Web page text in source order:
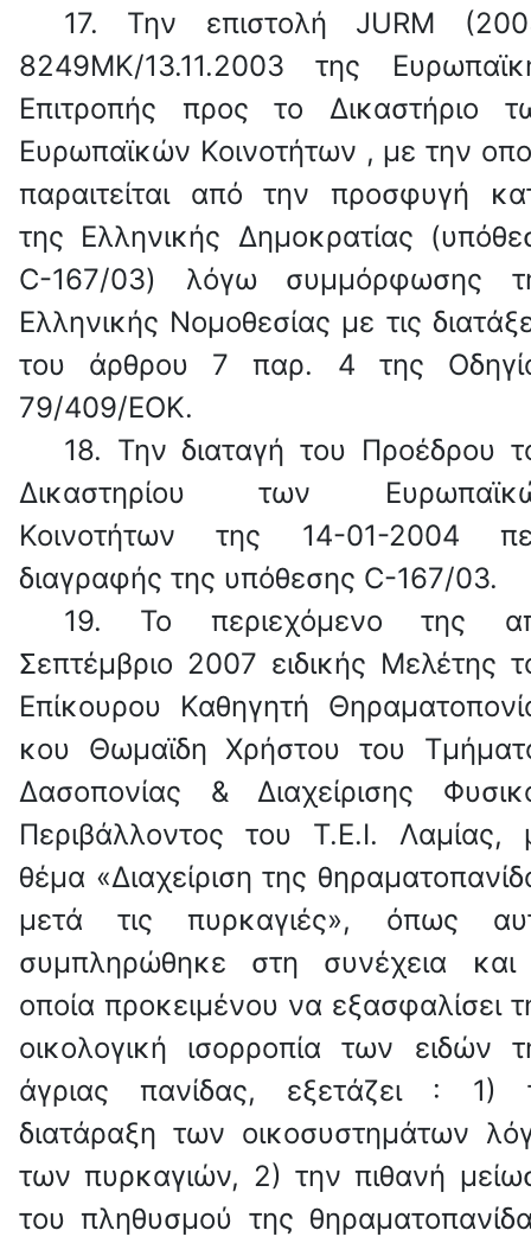
17.
Την επιστολή JURM
8249MK/13.11.2003 της
Επιτροπής προς το Δικαστήριο
Ευρωπαϊκών Κοινοτήτων , με την
παραιτείται από την προσφυγή
της Ελληνικής Δημοκρατίας
C-167/03) λόγω συμμόρφωσης
Ελληνικής Νομοθεσίας με τις
του άρθρου 7 παρ. 4 της
79/409/ΕΟΚ.
18. Την διαταγή του Προέδρου
Δικαστηρίου των
Κοινοτήτων της 14-01-2004
διαγραφής της υπόθεσης C-167/03.
19. Το περιεχόμενο της
Σεπτέμβριο 2007 ειδικής Μελέτης
Επίκουρου Καθηγητή
κου Θωμαϊδη Χρήστου του
Δασοπονίας & Διαχείρισης
Περιβάλλοντος του Τ.Ε.Ι. Λαμίας,
θέμα «Διαχείριση της
μετά τις πυρκαγιές», όπως
συμπληρώθηκε στη συνέχεια
οποία προκειμένου να εξασφαλίσει
οικολογική ισορροπία των ειδών
άγριας πανίδας, εξετάζει : 1)
διατάραξη των οικοσυστημάτων
των πυρκαγιών, 2) την πιθανή
του πληθυσμού της